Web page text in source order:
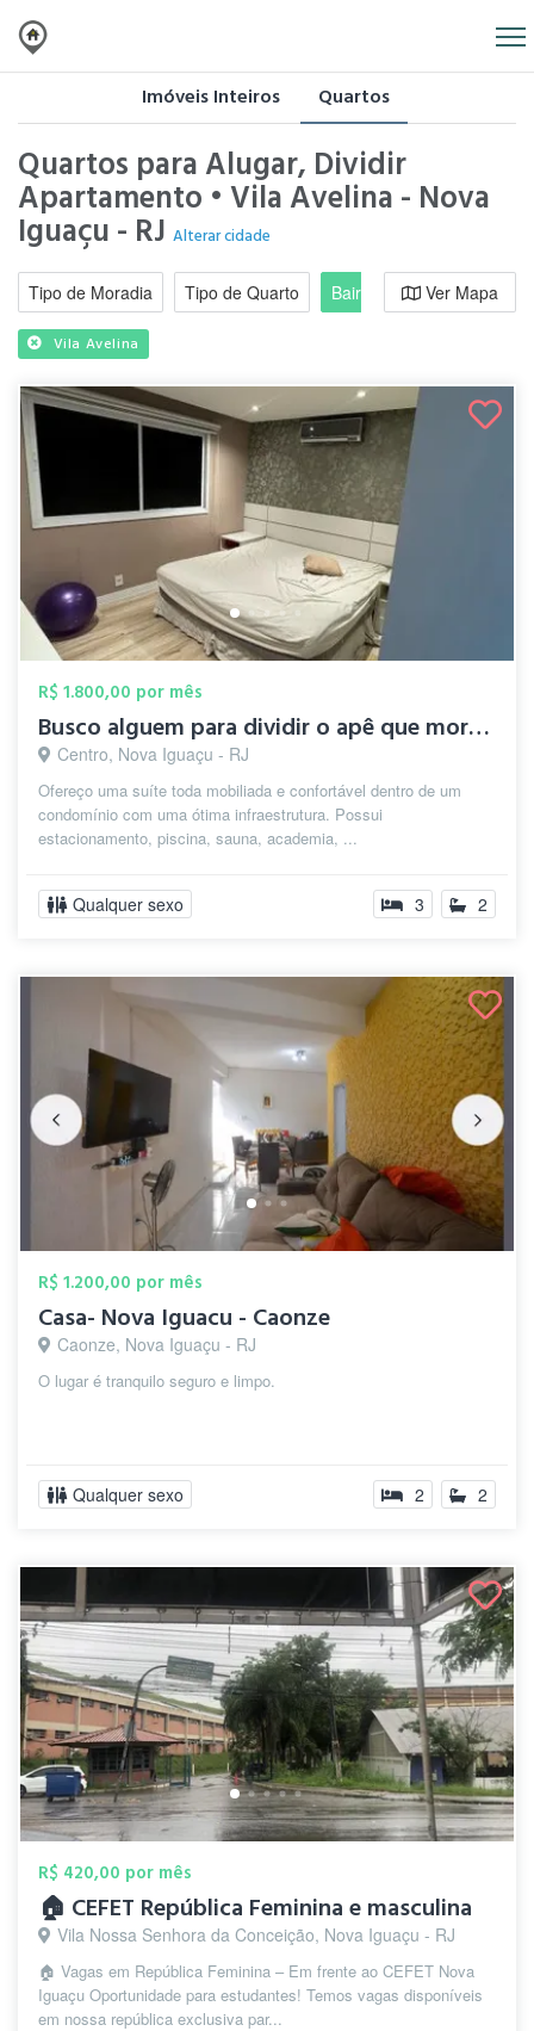
Imóveis Inteiros Quartos
Quartos para Alugar, Dividir
Apartamento • Vila Avelina - Nova
Iguaçu - RJ Alterar cidade
Tipo de Moradia Tipo de Quarto Bairro / RegiãoVer Mapa
Vila Avelina
R$ 1.800,00 por mês
Busco alguem para dividir o apê que moro...
Centro, Nova Iguaçu - RJ
Ofereço uma suíte toda mobiliada e confortável dentro de um
condomínio com uma ótima infraestrutura. Possui
estacionamento, piscina, sauna, academia, ...
Qualquer sexo 3 2
R$ 1.200,00 por mês
Casa- Nova Iguacu - Caonze
Caonze, Nova Iguaçu - RJ
O lugar é tranquilo seguro e limpo.
Qualquer sexo 2 2
R$ 420,00 por mês
🏠 CEFET República Feminina e masculina
Vila Nossa Senhora da Conceição, Nova Iguaçu - RJ
🏠 Vagas em República Feminina – Em frente ao CEFET Nova
Iguaçu Oportunidade para estudantes! Temos vagas disponíveis
em nossa república exclusiva par...